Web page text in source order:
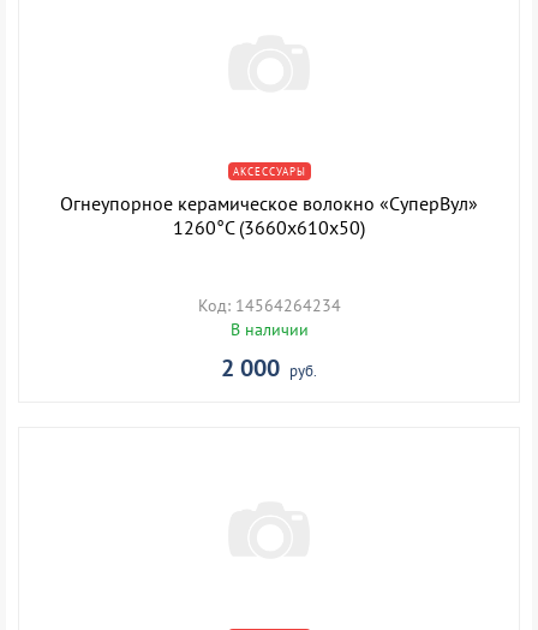
АКСЕССУАРЫ
Огнеупорное керамическое волокно «СуперВул»
1260°С (3660х610х50)
Код: 14564264234
В наличии
2 000 руб.